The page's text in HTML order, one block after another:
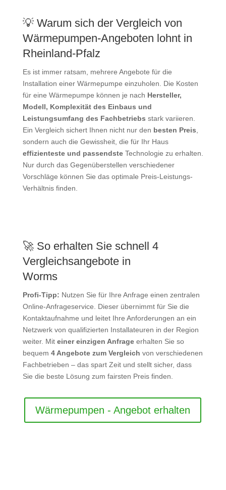
💡 Warum sich der Vergleich von
Wärmepumpen-Angeboten lohnt in
Rheinland-Pfalz
Es ist immer ratsam, mehrere Angebote für die
Installation einer Wärmepumpe einzuholen. Die Kosten
für eine Wärmepumpe können je nach Hersteller,
Modell, Komplexität des Einbaus und
Leistungsumfang des Fachbetriebs stark variieren.
Ein Vergleich sichert Ihnen nicht nur den besten Preis,
sondern auch die Gewissheit, die für Ihr Haus
effizienteste und passendsteTechnologie zu erhalten.
Nur durch das Gegenüberstellen verschiedener
Vorschläge können Sie das optimale Preis-Leistungs-
Verhältnis finden.
🚀 So erhalten Sie schnell 4
Vergleichsangebote in
Worms
Profi-Tipp: Nutzen Sie für Ihre Anfrage einen zentralen
Online-Anfrageservice. Dieser übernimmt für Sie die
Kontaktaufnahme und leitet Ihre Anforderungen an ein
Netzwerk von qualifizierten Installateuren in der Region
weiter. Mit einer einzigen Anfrageerhalten Sie so
bequem 4 Angebote zum Vergleich von verschiedenen
Fachbetrieben – das spart Zeit und stellt sicher, dass
Sie die beste Lösung zum fairsten Preis finden.
Wärmepumpen - Angebot erhalten